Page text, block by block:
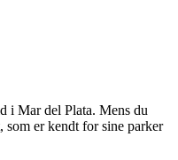
i Mar del Plata. Mens du
er kendt for sine parker